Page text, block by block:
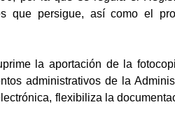
que persigue, así como el
la aportación de la
administrativos de la
flexibiliza la